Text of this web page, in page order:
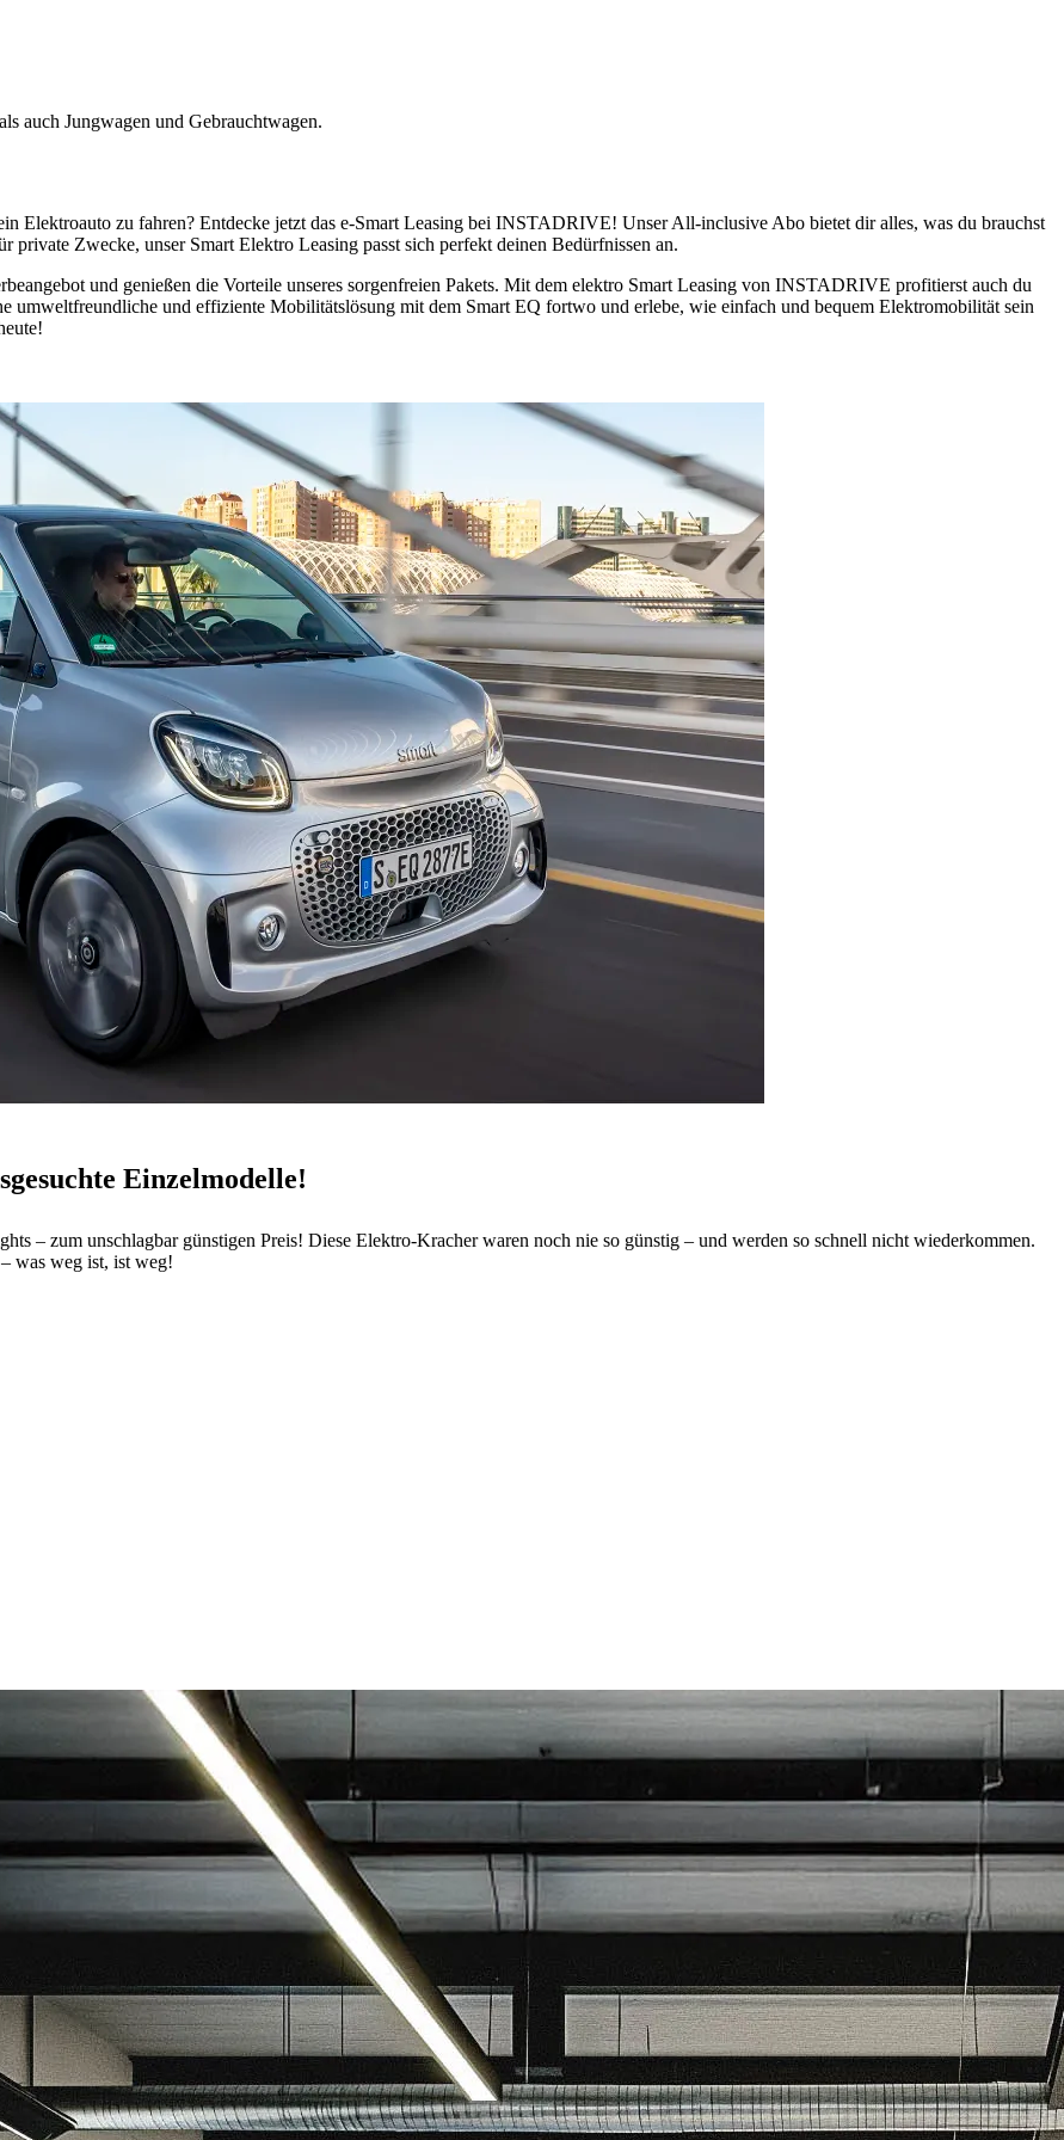
auch Jungwagen und Gebrauchtwagen.
Elektroauto zu fahren? Entdecke jetzt das e-Smart Leasing bei INSTADRIVE! Unser All-inclusive Abo bietet dir alles, was du brauchst
Zwecke, unser Smart Elektro Leasing passt sich perfekt deinen Bedürfnissen an.
und genießen die Vorteile unseres sorgenfreien Pakets. Mit dem elektro Smart Leasing von INSTADRIVE profitierst auch du
umweltfreundliche und effiziente Mobilitätslösung mit dem Smart EQ fortwo und erlebe, wie einfach und bequem Elektromobilität sein
Einzelmodelle!
– zum unschlagbar günstigen Preis! Diese Elektro-Kracher waren noch nie so günstig – und werden so schnell nicht wiederkommen.
was weg ist, ist weg!